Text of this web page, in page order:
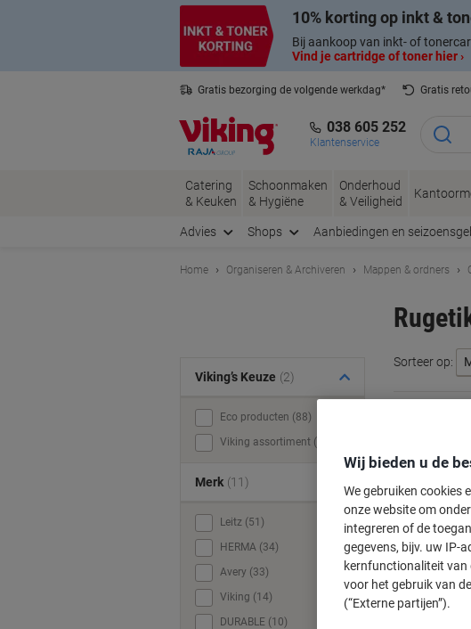
10% korting op inkt &
Bij aankoop van inkt- of
Vind je cartridge of toner hier ›
Gratis bezorging de volgende werkdag*
Gratis
038 605 252
Klantenservice
Catering
& Keuken
Schoonmaken
& Hygiëne
Onderhoud
& Veiligheid
Advies Shops Aanbiedingen en
Home Organiseren & Archiveren Mappen & ordners
Sorteer op:
Welkom bij
nu op zoek
Viking’s Keuze (2)
Eco producten (88)
Viking assortiment (12)
Merk (11)
Leitz (51)
HERMA (34)
Avery (33)
Viking (14)
DURABLE (10)
Wij bieden u de
We gebruiken cookies
onze website om
integreren of de
gegevens, bijv. uw IP-
kernfunctionaliteit van
voor het gebruik van
(“Externe partijen”).